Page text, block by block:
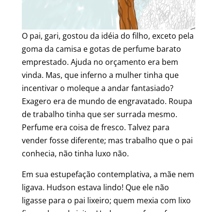
O pai, gari, gostou da idéia do filho, exceto pela
goma da camisa e gotas de perfume barato
emprestado. Ajuda no orçamento era bem
vinda. Mas, que inferno a mulher tinha que
incentivar o moleque a andar fantasiado?
Exagero era de mundo de engravatado. Roupa
de trabalho tinha que ser surrada mesmo.
Perfume era coisa de fresco. Talvez para
vender fosse diferente; mas trabalho que o pai
conhecia, não tinha luxo não.
Em sua estupefação contemplativa, a mãe nem
ligava. Hudson estava lindo! Que ele não
ligasse para o pai lixeiro; quem mexia com lixo